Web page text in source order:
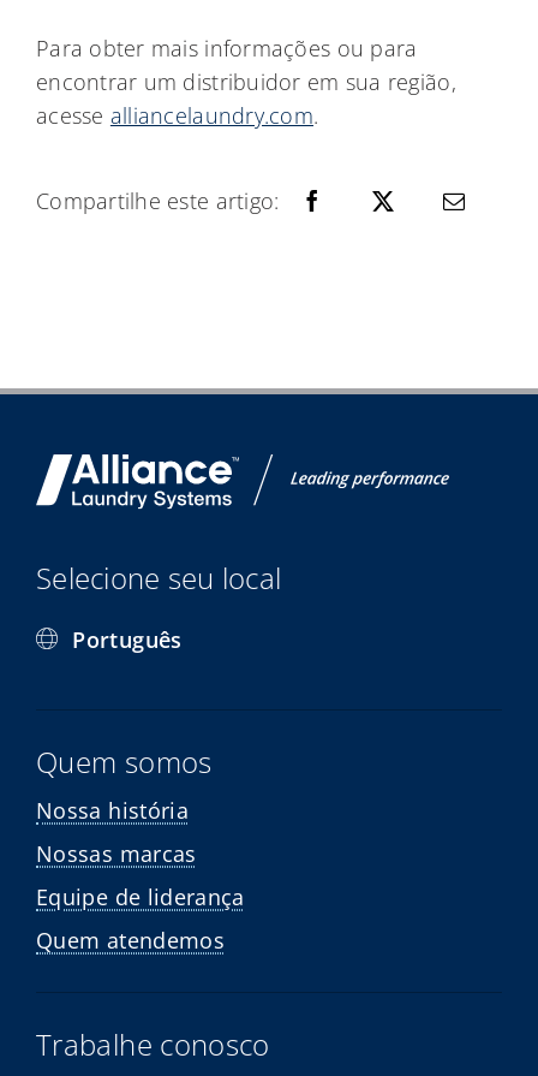
Para obter mais informações ou para
encontrar um distribuidor em sua região,
acesse alliancelaundry.com.
Compartilhe este artigo:
Selecione seu local
Português
Quem somos
Nossa história
Nossas marcas
Equipe de liderança
Quem atendemos
Trabalhe conosco